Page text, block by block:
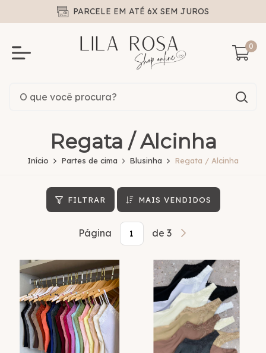
PARCELE EM ATÉ 6X SEM JUROS
0
Regata / Alcinha
Início Partes de cima Blusinha Regata / Alcinha
FILTRAR MAIS VENDIDOS
Página de 3